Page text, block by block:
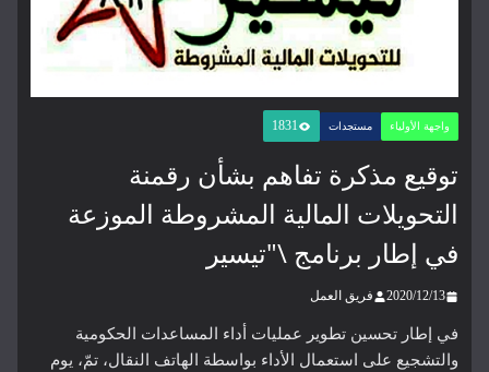
واجهة الأولياء مستجدات 1831
توقيع مذكرة تفاهم بشأن رقمنة
التحويلات المالية المشروطة الموزعة
في إطار برنامج \"تيسير
2020/12/13 فريق العمل
في إطار تحسين تطوير عمليات أداء المساعدات الحكومية
والتشجيع على استعمال الأداء بواسطة الهاتف النقال، تمّ، يوم